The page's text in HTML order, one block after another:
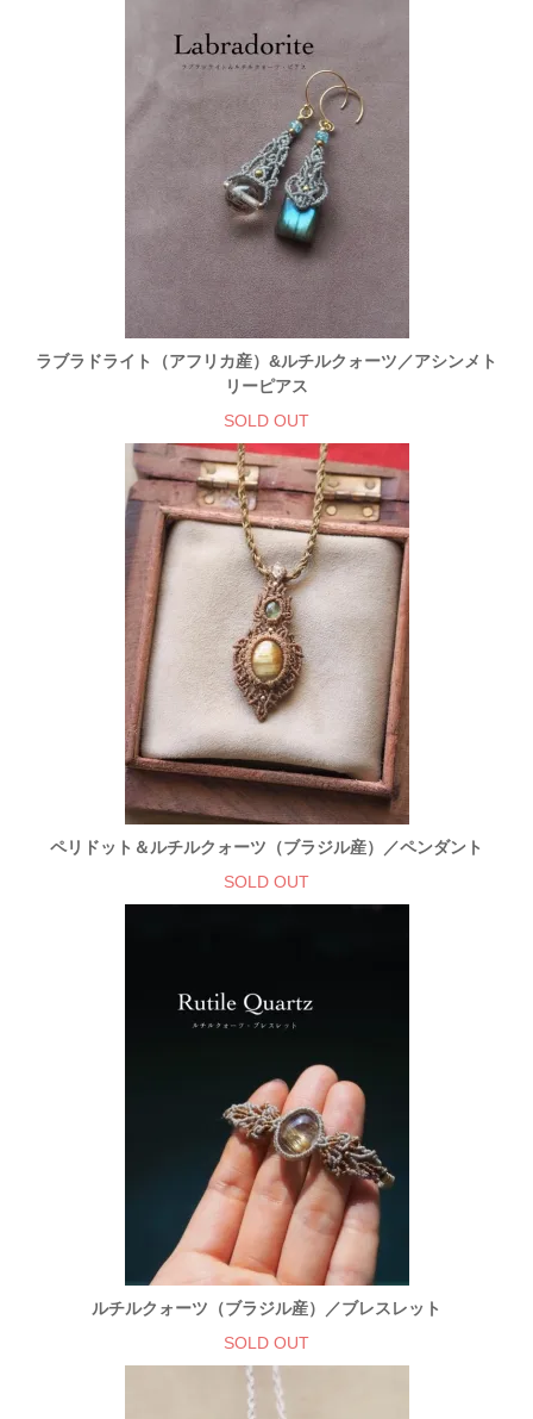
ラブラドライト（アフリカ産）&ルチルクォーツ／アシンメト
リーピアス
SOLD OUT
ペリドット＆ルチルクォーツ（ブラジル産）／ペンダント
SOLD OUT
ルチルクォーツ（ブラジル産）／ブレスレット
SOLD OUT